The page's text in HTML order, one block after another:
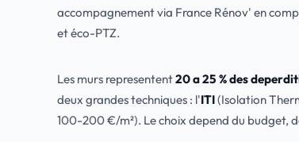
accompagnement via France Rénov' en
et éco-PTZ.
Les murs representent20 a 25 % des
deux grandes techniques : l'ITI(Isolation
100-200 €/m²). Le choix depend du budget,